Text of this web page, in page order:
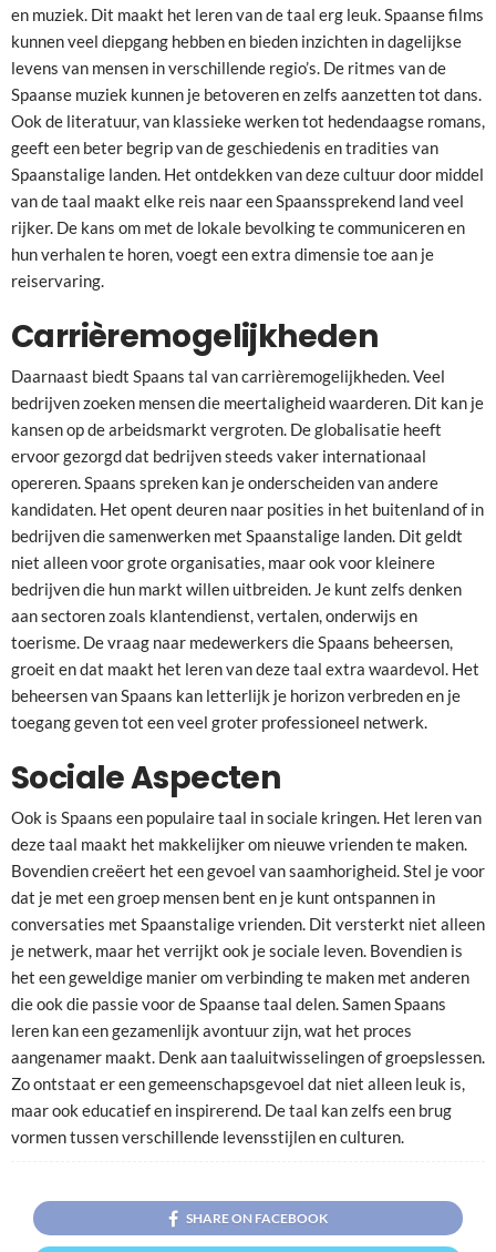
en muziek. Dit maakt het leren van de taal erg leuk. Spaanse films
kunnen veel diepgang hebben en bieden inzichten in dagelijkse
levens van mensen in verschillende regio’s. De ritmes van de
Spaanse muziek kunnen je betoveren en zelfs aanzetten tot dans.
Ook de literatuur, van klassieke werken tot hedendaagse romans,
geeft een beter begrip van de geschiedenis en tradities van
Spaanstalige landen. Het ontdekken van deze cultuur door middel
van de taal maakt elke reis naar een Spaanssprekend land veel
rijker. De kans om met de lokale bevolking te communiceren en
hun verhalen te horen, voegt een extra dimensie toe aan je
reiservaring.
Carrièremogelijkheden
Daarnaast biedt Spaans tal van carrièremogelijkheden. Veel
bedrijven zoeken mensen die meertaligheid waarderen. Dit kan je
kansen op de arbeidsmarkt vergroten. De globalisatie heeft
ervoor gezorgd dat bedrijven steeds vaker internationaal
opereren. Spaans spreken kan je onderscheiden van andere
kandidaten. Het opent deuren naar posities in het buitenland of in
bedrijven die samenwerken met Spaanstalige landen. Dit geldt
niet alleen voor grote organisaties, maar ook voor kleinere
bedrijven die hun markt willen uitbreiden. Je kunt zelfs denken
aan sectoren zoals klantendienst, vertalen, onderwijs en
toerisme. De vraag naar medewerkers die Spaans beheersen,
groeit en dat maakt het leren van deze taal extra waardevol. Het
beheersen van Spaans kan letterlijk je horizon verbreden en je
toegang geven tot een veel groter professioneel netwerk.
Sociale Aspecten
Ook is Spaans een populaire taal in sociale kringen. Het leren van
deze taal maakt het makkelijker om nieuwe vrienden te maken.
Bovendien creëert het een gevoel van saamhorigheid. Stel je voor
dat je met een groep mensen bent en je kunt ontspannen in
conversaties met Spaanstalige vrienden. Dit versterkt niet alleen
je netwerk, maar het verrijkt ook je sociale leven. Bovendien is
het een geweldige manier om verbinding te maken met anderen
die ook die passie voor de Spaanse taal delen. Samen Spaans
leren kan een gezamenlijk avontuur zijn, wat het proces
aangenamer maakt. Denk aan taaluitwisselingen of groepslessen.
Zo ontstaat er een gemeenschapsgevoel dat niet alleen leuk is,
maar ook educatief en inspirerend. De taal kan zelfs een brug
vormen tussen verschillende levensstijlen en culturen.
SHARE ON FACEBOOK